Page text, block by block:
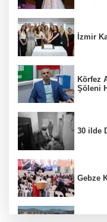
İzmir
Körfez
Şöleni
30 ilde
Gebze